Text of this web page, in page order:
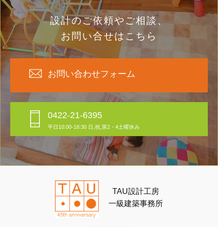
設計のご依頼やご相談、
お問い合せはこちら
お問い合わせフォーム
0422-21-6395
平日10:00-18:30 日,祝,第2・4土曜休み
TAU設計工房
一級建築事務所